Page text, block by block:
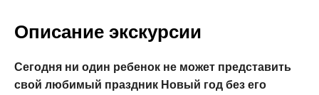
Описание экскурсии
Сегодня ни один ребенок не может представить
свой любимый праздник Новый год без его